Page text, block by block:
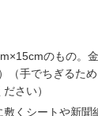
のもの。
（手でちぎるた
さい）
くシートや新聞